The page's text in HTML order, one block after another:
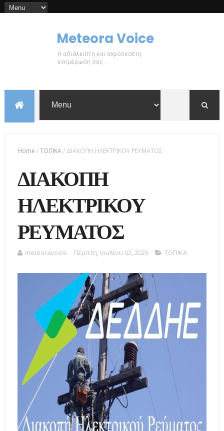
Meteora Voice
Η αδιάλειπτη και απρόσκοπτη
ενημέρωση σας...
Home /ΤΟΠΙΚΑ/ ΔΙΑΚΟΠΗ ΗΛΕΚΤΡΙΚΟΥ ΡΕΥΜΑΤΟΣ
ΔΙΑΚΟΠΗ
ΗΛΕΚΤΡΙΚΟΥ
ΡΕΥΜΑΤΟΣ
meteoravoice Πέμπτη, Ιουλίου 02, 2026 ΤΟΠΙΚΑ